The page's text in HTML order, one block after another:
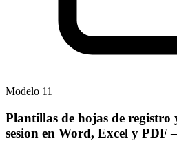
Modelo 11
Plantillas de hojas de registro
sesion en Word, Excel y PDF